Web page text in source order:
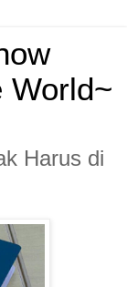
World~
Harus di